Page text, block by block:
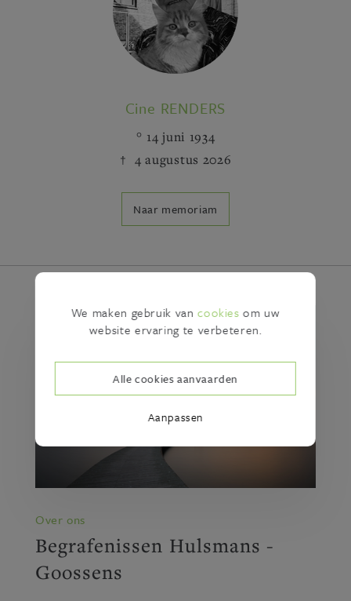
Cine RENDERS
14 juni 1934
4 augustus 2026
Naar memoriam
Over ons
Begrafenissen Hulsmans -
Goossens
We maken gebruik vancookies om uw
website ervaring te verbeteren.
Alle cookies aanvaarden
Aanpassen